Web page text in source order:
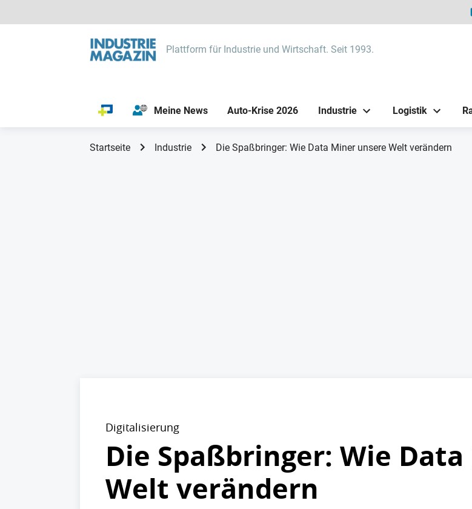
Plattform für Industrie und Wirtschaft. Seit 1993.
Meine News Auto-Krise 2026 Industrie Logistik
Startseite Industrie Die Spaßbringer: Wie Data Miner unsere Welt verändern
Digitalisierung
Die Spaßbringer: Wie
Welt verändern